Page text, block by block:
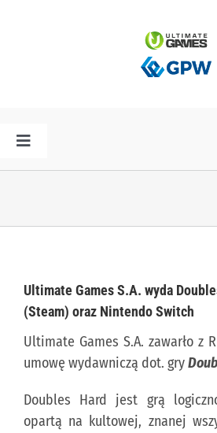
Toggle
Navigation
PLAN PREMIER
SPÓŁKA
KONTAKT
Ultimate Games S.A. wyda
(Steam) oraz Nintendo Switch
Ultimate Games S.A. zawarło z
umowę wydawniczą dot. gry
Doubles Hard jest grą
opartą na kultowej, znanej